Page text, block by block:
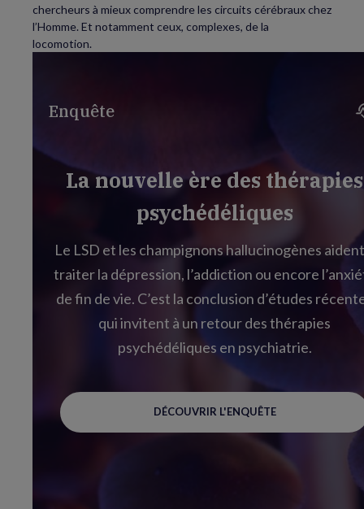
chercheurs à mieux comprendre les circuits cérébraux chez
l’Homme. Et notamment ceux, complexes, de la
locomotion.
Enquête
La nouvelle ère des thérapies
psychédéliques
Le LSD et les champignons hallucinogènes
traiter la dépression, l’addiction ou encore
de fin de vie. C’est la conclusion d’études
qui invitent à un retour des thérapies
psychédéliques en psychiatrie.
DÉCOUVRIR L'ENQUÊTE